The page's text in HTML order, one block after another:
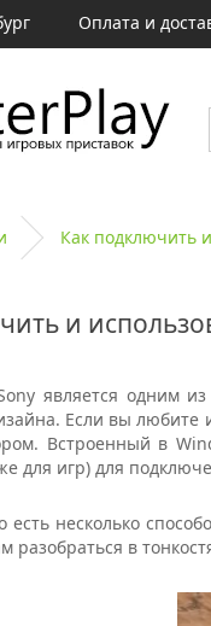
Оплата и
Как подключить
и
является одним
Если вы любите
Встроенный в
для игр) для
есть несколько
разобраться в